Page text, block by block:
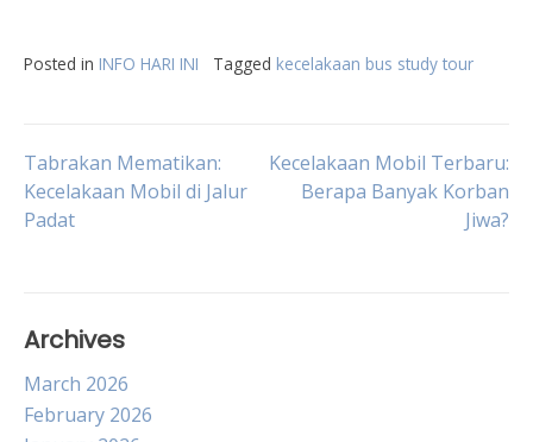
Posted in INFO HARI INI Tagged kecelakaan bus study tour
Post
navigation
Tabrakan Mematikan:
Kecelakaan Mobil di Jalur
Padat
Kecelakaan Mobil Terbaru:
Berapa Banyak Korban
Jiwa?
Archives
March 2026
February 2026